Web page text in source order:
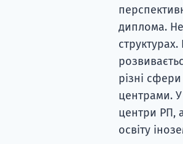
диплома.
різні
центрами. У
центри РП,
освіту